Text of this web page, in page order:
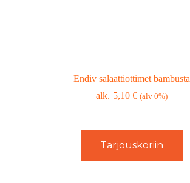
Endiv salaattiottimet bambusta
5,10€ (alv 0%)
Tarjouskoriin